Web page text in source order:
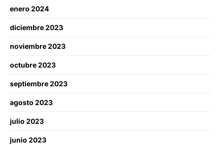
enero 2024
diciembre 2023
noviembre 2023
octubre 2023
septiembre 2023
agosto 2023
julio 2023
junio 2023